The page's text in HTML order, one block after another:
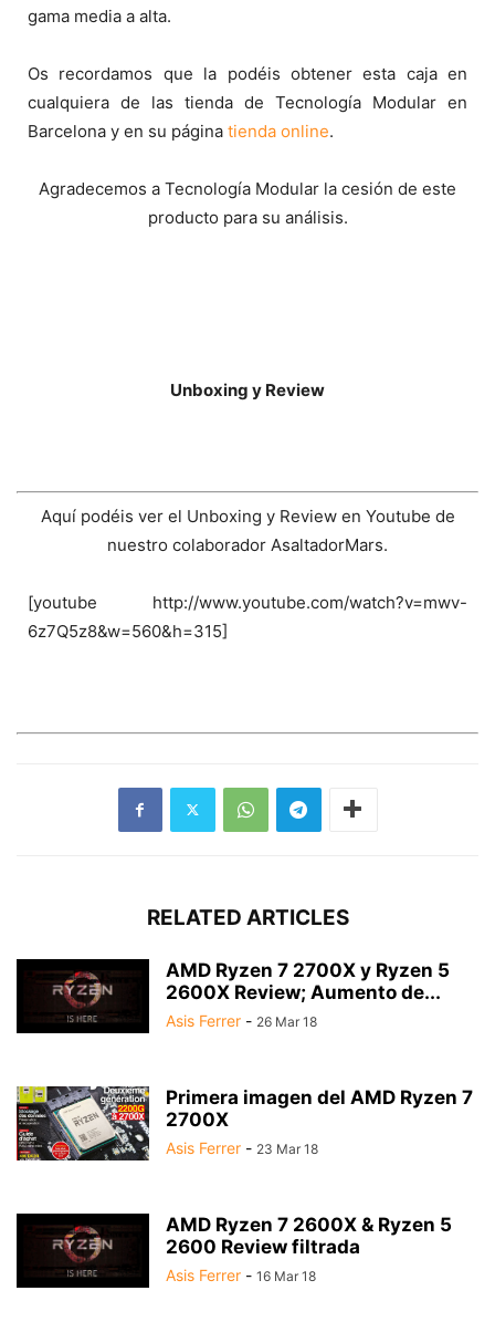
gama media a alta.
Os recordamos que la podéis obtener esta caja en
cualquiera de las tienda de Tecnología Modular en
Barcelona y en su página tienda online.
Agradecemos a Tecnología Modular la cesión de este
producto para su análisis.
Unboxing y Review
Aquí podéis ver el Unboxing y Review en Youtube de
nuestro colaborador AsaltadorMars.
[youtube http://www.youtube.com/watch?v=mwv-
6z7Q5z8&w=560&h=315]
RELATED ARTICLES
AMD Ryzen 7 2700X y Ryzen 5
2600X Review; Aumento de...
Asis Ferrer - 26 Mar 18
Primera imagen del AMD Ryzen 7
2700X
Asis Ferrer - 23 Mar 18
AMD Ryzen 7 2600X & Ryzen 5
2600 Review filtrada
Asis Ferrer - 16 Mar 18